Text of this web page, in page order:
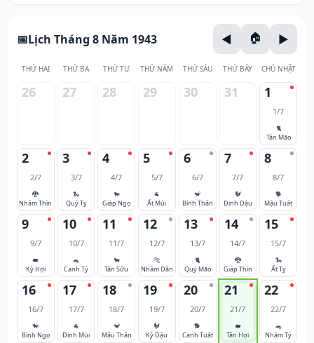
Lịch Tháng 8 Năm 1943
THỨ HAI THỨ BA THỨ TƯ THỨ NĂM THỨ SÁU THỨ BẢY CHỦ NHẬT
26 27 28 29 30 31 1
1/7
🐈
Tân Mão
2
2/7
🐉
Nhâm Thìn
3
3/7
🐍
Quý Tỵ
4
4/7
🐎
Giáp Ngọ
5
5/7
🐐
Ất Mùi
6
6/7
🐒
Bính Thân
7
7/7
🐓
Đinh Dậu
8
8/7
🐕
Mậu Tuất
9
9/7
🐖
Kỷ Hợi
10
10/7
🐀
Canh Tý
11
11/7
🐂
Tân Sửu
12
12/7
🐅
Nhâm Dần
13
13/7
🐈
Quý Mão
14
14/7
🐉
Giáp Thìn
15
15/7
🐍
Ất Tỵ
16
16/7
🐎
Bính Ngọ
17
17/7
🐐
Đinh Mùi
18
18/7
🐒
Mậu Thân
19
19/7
🐓
Kỷ Dậu
20
20/7
🐕
Canh Tuất
21
21/7
🐖
Tân Hợi
22
22/7
🐀
Nhâm Tý